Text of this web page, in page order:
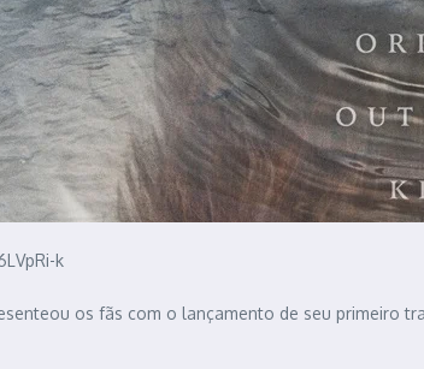
k
os fãs com o lançamento de seu primeiro